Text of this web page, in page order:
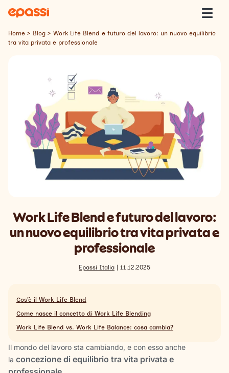
Skip to content
Epassi
Offerta
Clienti
Insight
Lavora con Noi
Search
Home > Blog > Work Life Blend e futuro del lavoro: un nuovo equilibrio
tra vita privata e professionale
Work Life Blend e futuro del lavoro:
un nuovo equilibrio tra vita privata e
professionale
Epassi Italia | 11.12.2025
Cos’è il Work Life Blend
Come nasce il concetto di Work Life Blending
Work Life Blend vs. Work Life Balance: cosa cambia?
Il mondo del lavoro sta cambiando, e con esso anche
la concezione di equilibrio tra vita privata e